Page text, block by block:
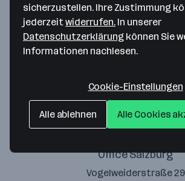
Office Hagenberg
Office Salzburg
Vogelweiderstraße 29
sicherzustellen. Ihre Zustimmung
jederzeitwiderrufen. In unserer
Datenschutzerklärung können Sie
Informationen nachlesen.
Cookie-Einstellungen
Alle ablehnen Alle Cookies